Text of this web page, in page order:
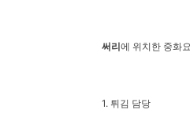
써리에 위치한 중화
1. 튀김 담당